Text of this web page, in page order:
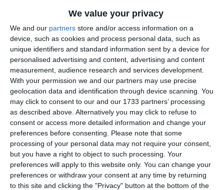
We value your privacy
We and our partners store and/or access information on a
device, such as cookies and process personal data, such as
unique identifiers and standard information sent by a device for
personalised advertising and content, advertising and content
measurement, audience research and services development.
With your permission we and our partners may use precise
geolocation data and identification through device scanning. You
may click to consent to our and our 1733 partners’ processing
as described above. Alternatively you may click to refuse to
consent or access more detailed information and change your
preferences before consenting.
Please note that some
processing of your personal data may not require your consent,
but you have a right to object to such processing. Your
preferences will apply to this website only. You can change your
preferences or withdraw your consent at any time by returning
to this site and clicking the "Privacy" button at the bottom of the
18:00, la Muzeul de Artă Constanța.